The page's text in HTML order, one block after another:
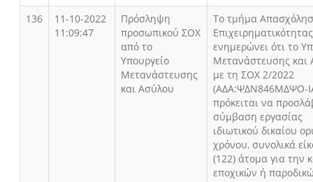
136
11-10-2022
11:09:47
Πρόσληψη
προσωπικού ΣΟΧ
από το
Υπουργείο
Μετανάστευσης
και Ασύλου
Το τμήμα
ενημερώνει ότι το
Μετανάστευσης και
με τη ΣΟΧ 2/2022
(ΑΔΑ:ΨΔΝ846ΜΔΨΟ-
πρόκειται να
σύμβαση εργασίας
ιδιωτικού δικαίου
χρόνου, συνολικά
(122) άτομα για την
εποχικών ή